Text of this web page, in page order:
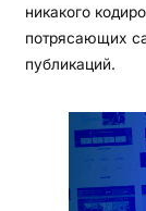
никакого
потрясающих
публикаций.